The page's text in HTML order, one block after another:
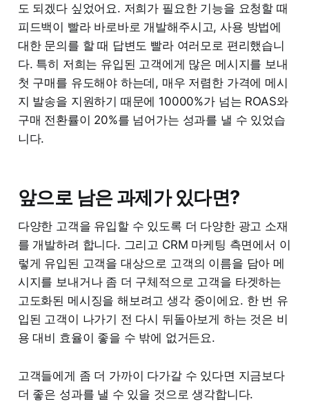
도 되겠다 싶었어요. 저희가 필요한 기능을 요청할 때
피드백이 빨라 바로바로 개발해주시고, 사용 방법에
대한 문의를 할 때 답변도 빨라 여러모로 편리했습니
다. 특히 저희는 유입된 고객에게 많은 메시지를 보내
첫 구매를 유도해야 하는데, 매우 저렴한 가격에 메시
지 발송을 지원하기 때문에 10000%가 넘는 ROAS와
구매 전환률이 20%를 넘어가는 성과를 낼 수 있었습
니다.
앞으로 남은 과제가 있다면?
다양한 고객을 유입할 수 있도록 더 다양한 광고 소재
를 개발하려 합니다. 그리고 CRM 마케팅 측면에서 이
렇게 유입된 고객을 대상으로 고객의 이름을 담아 메
시지를 보내거나 좀 더 구체적으로 고객을 타겟하는
고도화된 메시징을 해보려고 생각 중이에요. 한 번 유
입된 고객이 나가기 전 다시 뒤돌아보게 하는 것은 비
용 대비 효율이 좋을 수 밖에 없거든요.
고객들에게 좀 더 가까이 다가갈 수 있다면 지금보다
더 좋은 성과를 낼 수 있을 것으로 생각합니다.